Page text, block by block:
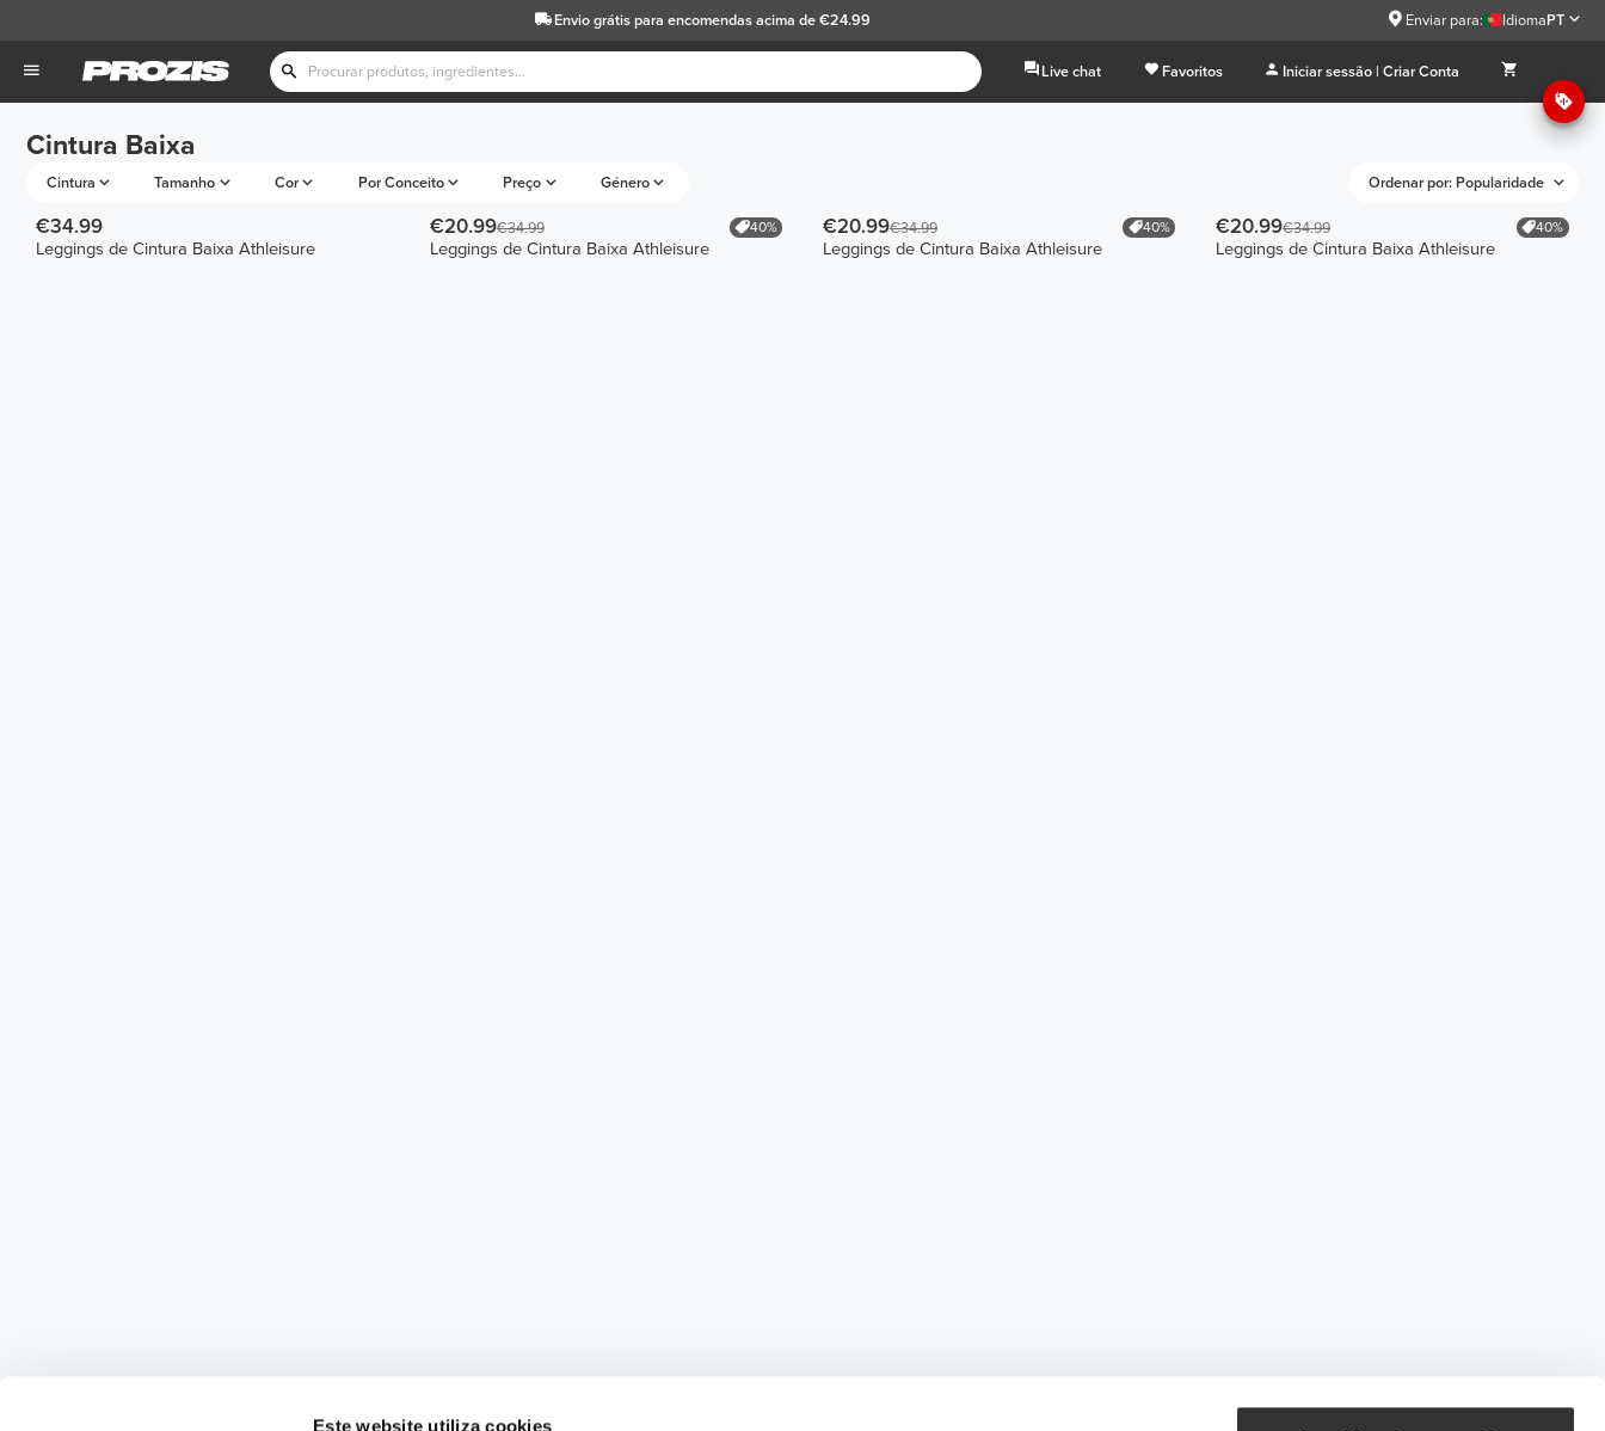
Este website utiliza cookies
Envio grátispara encomendas acima de €24.99 Enviar para: IdiomaPT
Live chat Favoritos Iniciar sessão | Criar Conta
Cintura Baixa
Cintura Tamanho Cor Por Conceito Preço Género Ordenar por: Popularidade
€34.99
Leggings de Cintura Baixa Athleisure
€20.99€34.99 40%
Leggings de Cintura Baixa Athleisure
€20.99€34.99 40%
Leggings de Cintura Baixa Athleisure
€20.99€34.99 40%
Leggings de Cintura Baixa Athleisure